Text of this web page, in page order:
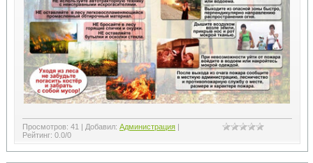
Просмотров: 41 | Добавил: Администрация |
Рейтинг: 0.0/0